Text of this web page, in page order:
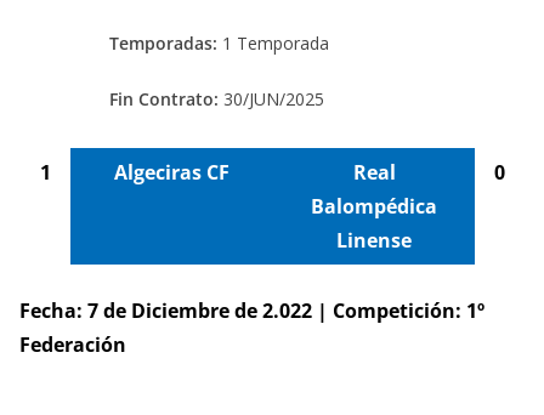
Temporadas: 1 Temporada
Fin Contrato: 30/JUN/2025
1 Algeciras CF
Real
Balompédica
Linense
0
Fecha: 7 de Diciembre de 2.022 | Competición: 1º
Federación